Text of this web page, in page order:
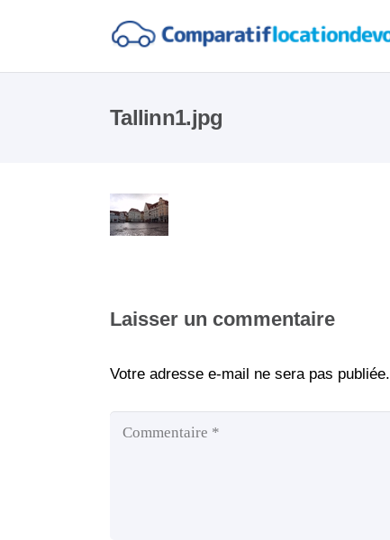
Tallinn1.jpg
Laisser un commentaire
Votre adresse e-mail ne sera pas publiée.